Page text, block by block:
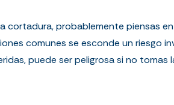
cortadura, probablemente piensas
comunes se esconde un riesgo
puede ser peligrosa si no tomas